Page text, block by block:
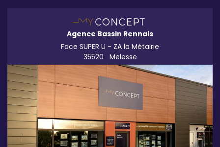
Agence Bassin Rennais
Face SUPER U - ZA la Métairie
35520
Melesse